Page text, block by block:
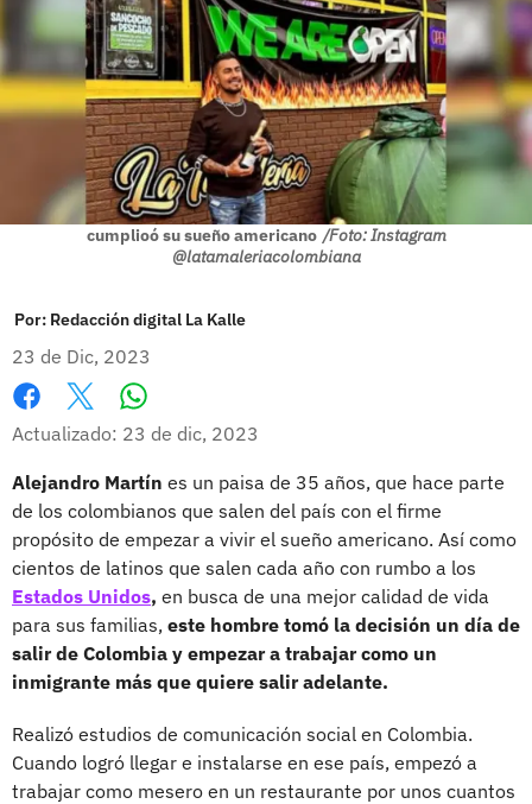
cumplioó su sueño americano /Foto: Instagram
@latamaleriacolombiana
Por: Redacción digital La Kalle
23 de Dic, 2023
Facebook
X
Actualizado: 23 de dic, 2023
Alejandro Martín es un paisa de 35 años, que hace parte
de los colombianos que salen del país con el firme
propósito de empezar a vivir el sueño americano. Así como
cientos de latinos que salen cada año con rumbo a los
Estados Unidos, en busca de una mejor calidad de vida
para sus familias, este hombre tomó la decisión un día de
salir de Colombia y empezar a trabajar como un
inmigrante más que quiere salir adelante.
Realizó estudios de comunicación social en Colombia.
Cuando logró llegar e instalarse en ese país, empezó a
trabajar como mesero en un restaurante por unos cuantos